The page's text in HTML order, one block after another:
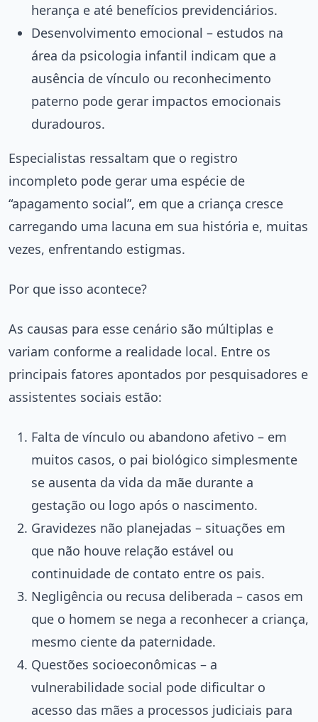
herança e até benefícios previdenciários.
Desenvolvimento emocional – estudos na
área da psicologia infantil indicam que a
ausência de vínculo ou reconhecimento
paterno pode gerar impactos emocionais
duradouros.
Especialistas ressaltam que o registro
incompleto pode gerar uma espécie de
“apagamento social”, em que a criança cresce
carregando uma lacuna em sua história e, muitas
vezes, enfrentando estigmas.
Por que isso acontece?
As causas para esse cenário são múltiplas e
variam conforme a realidade local. Entre os
principais fatores apontados por pesquisadores e
assistentes sociais estão:
Falta de vínculo ou abandono afetivo – em
muitos casos, o pai biológico simplesmente
se ausenta da vida da mãe durante a
gestação ou logo após o nascimento.
Gravidezes não planejadas – situações em
que não houve relação estável ou
continuidade de contato entre os pais.
Negligência ou recusa deliberada – casos em
que o homem se nega a reconhecer a criança,
mesmo ciente da paternidade.
Questões socioeconômicas – a
vulnerabilidade social pode dificultar o
acesso das mães a processos judiciais para